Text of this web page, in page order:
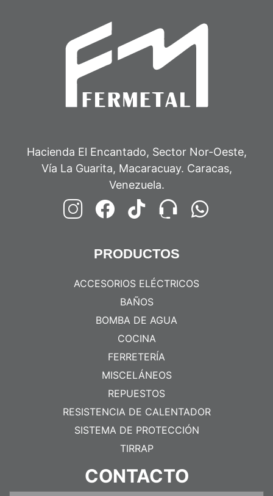
Hacienda El Encantado, Sector Nor-Oeste,
Vía La Guarita, Macaracuay. Caracas,
Venezuela.
PRODUCTOS
ACCESORIOS ELÉCTRICOS
BAÑOS
BOMBA DE AGUA
COCINA
FERRETERÍA
MISCELÁNEOS
REPUESTOS
RESISTENCIA DE CALENTADOR
SISTEMA DE PROTECCIÓN
TIRRAP
CONTACTO